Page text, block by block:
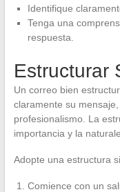
Identifique
Tenga una
respuesta.
Estructurar
Un correo bien
claramente su
profesionalismo. La
importancia y la
Adopte una estructura
Comience con un